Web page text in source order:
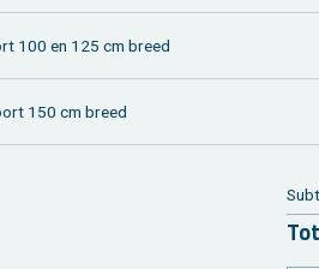
100 en 125 cm breed
150 cm breed